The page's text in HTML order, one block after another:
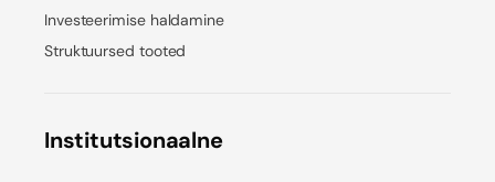
Investeerimise haldamine
Struktuursed tooted
Institutsionaalne